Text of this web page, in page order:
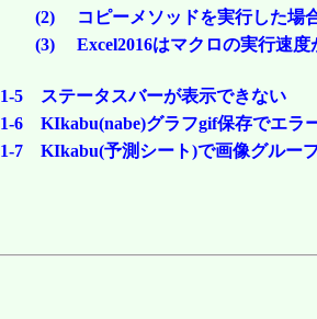
(2) コピーメソッドを実行した場
(3) Excel2016はマクロの実行速度
1-5 ステータスバーが表示できない
1-6 KIkabu(nabe)グラフgif保存でエラ
1-7 KIkabu(予測シート)で画像グルー